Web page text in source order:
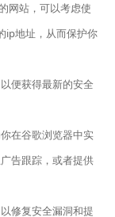
网站，可以考虑使
ip地址，从而保护你
便获得最新的安全
在谷歌浏览器中实
告跟踪，或者提供
修复安全漏洞和提